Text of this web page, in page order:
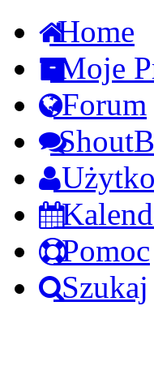
Home
Moje
Forum
Pomoc
Szukaj